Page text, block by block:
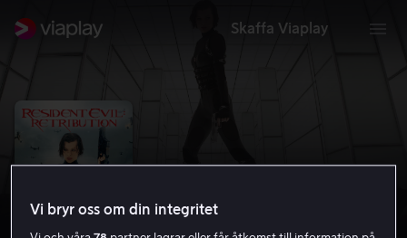
Skaffa Viaplay
Vi bryr oss om din integritet